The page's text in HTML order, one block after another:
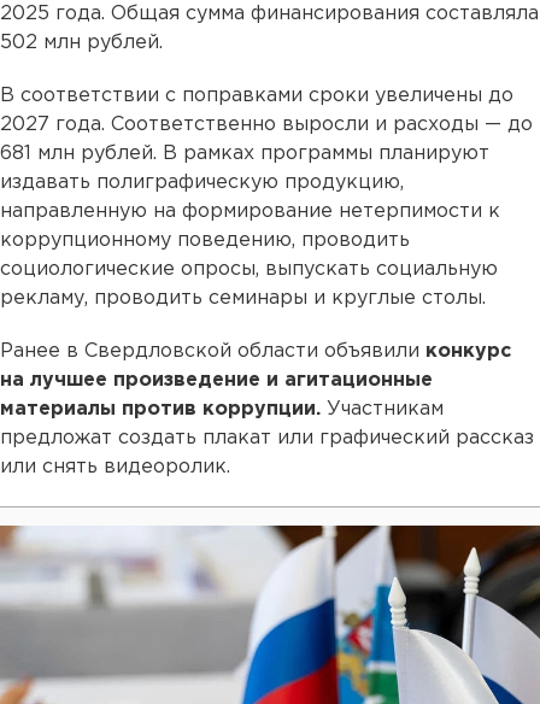
2025 года. Общая сумма финансирования составляла
502 млн рублей.
В соответствии с поправками сроки увеличены до
2027 года. Соответственно выросли и расходы — до
681 млн рублей. В рамках программы планируют
издавать полиграфическую продукцию,
направленную на формирование нетерпимости к
коррупционному поведению, проводить
социологические опросы, выпускать социальную
рекламу, проводить семинары и круглые столы.
Ранее в Свердловской области объявили конкурс
на лучшее произведение и агитационные
материалы против коррупции. Участникам
предложат создать плакат или графический рассказ
или снять видеоролик.